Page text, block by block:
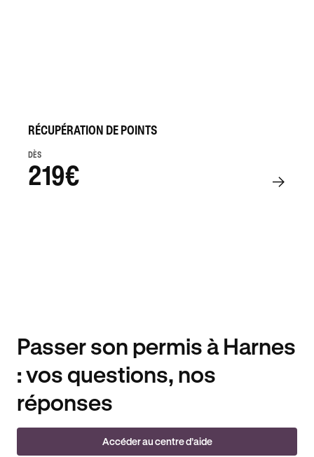
RÉCUPÉRATION DE POINTS
DÈS
219€
Passer son permis à Harnes
: vos questions, nos
réponses
Accéder au centre d’aide